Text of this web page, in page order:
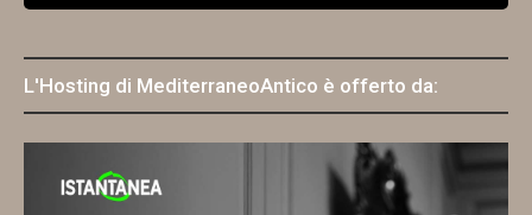
L'Hosting di MediterraneoAntico è offerto da: